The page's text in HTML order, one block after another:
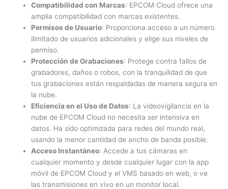
Compatibilidad con Marcas: EPCOM Cloud ofrece una
amplia compatibilidad con marcas existentes.
Permisos de Usuario: Proporciona acceso a un número
ilimitado de usuarios adicionales y elige sus niveles de
permiso.
Protección de Grabaciones: Protege contra fallos de
grabadores, daños o robos, con la tranquilidad de que
tus grabaciones están respaldadas de manera segura en
la nube.
Eficiencia en el Uso de Datos: La videovigilancia en la
nube de EPCOM Cloud no necesita ser intensiva en
datos. Ha sido optimizada para redes del mundo real,
usando la menor cantidad de ancho de banda posible.
Acceso Instantáneo: Accede a tus cámaras en
cualquier momento y desde cualquier lugar con la app
móvil de EPCOM Cloud y el VMS basado en web, o ve
las transmisiones en vivo en un monitor local.